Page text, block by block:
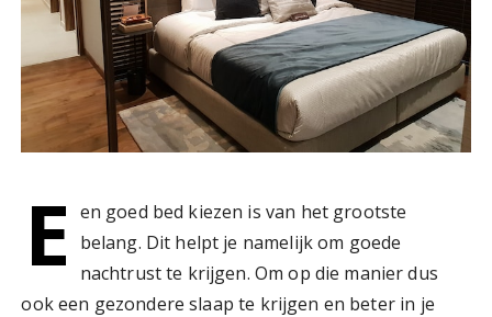
E en goed bed kiezen is van het grootste
belang. Dit helpt je namelijk om goede
nachtrust te krijgen. Om op die manier dus
ook een gezondere slaap te krijgen en beter in je